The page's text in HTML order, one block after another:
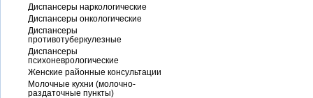
Диспансеры наркологические
Диспансеры онкологические
Диспансеры
противотуберкулезные
Диспансеры
психоневрологические
Женские районные консультации
Молочные кухни (молочно-
раздаточные пункты)